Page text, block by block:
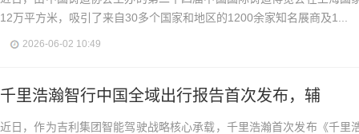
12万平方米，吸引了来自30多个国家和地区的1200余家知名展商及1...
2026-06-02 10:49
千里浩瀚智行中国全域出行报告首次发布，辅
近日，作为吉利集团智能驾驶战略核心承载，千里浩瀚首次发布《千里